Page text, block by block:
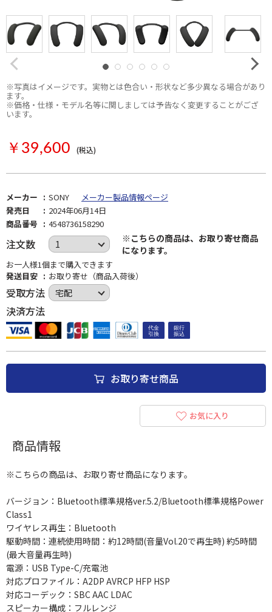
※写真はイメージです。実物とは色合い・形状など多少異なる場合があり
ます。
※価格・仕様・モデル名等に関しましては予告なく変更することがござ
います。
￥39,600 (税込)
メーカー SONY
メーカー製品情報ページ
発売日
2024年06月14日
商品番号
4548736158290
注文数
※こちらの商品は、お取り寄せ商品
になります。
お一人様1個まで購入できます
発送目安
お取り寄せ（商品入荷後）
受取方法
決済方法
お取り寄せ商品
お気に入り
商品情報
※こちらの商品は、お取り寄せ商品になります。
バージョン：Bluetooth標準規格ver.5.2/Bluetooth標準規格Power
Class1
ワイヤレス再生：Bluetooth
駆動時間：連続使用時間：約12時間(音量Vol.20で再生時) 約5時間
(最大音量再生時)
電源：USB Type-C/充電池
対応プロファイル：A2DP AVRCP HFP HSP
対応コーデック：SBC AAC LDAC
スピーカー構成：フルレンジ